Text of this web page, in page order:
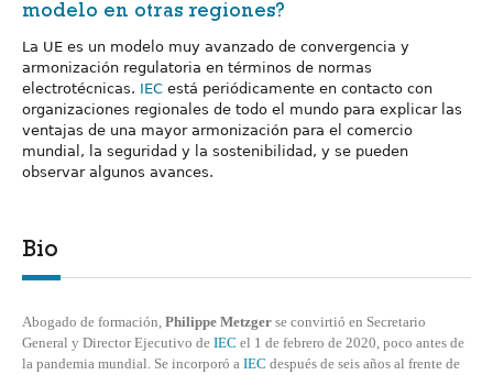
modelo en otras regiones?
La UE es un modelo muy avanzado de convergencia y
armonización regulatoria en términos de normas
electrotécnicas. IEC está periódicamente en contacto con
organizaciones regionales de todo el mundo para explicar las
ventajas de una mayor armonización para el comercio
mundial, la seguridad y la sostenibilidad, y se pueden
observar algunos avances.
Bio
Abogado de formación, Philippe Metzger se convirtió en Secretario
General y Director Ejecutivo de IEC el 1 de febrero de 2020, poco antes de
la pandemia mundial. Se incorporó a IEC después de seis años al frente de